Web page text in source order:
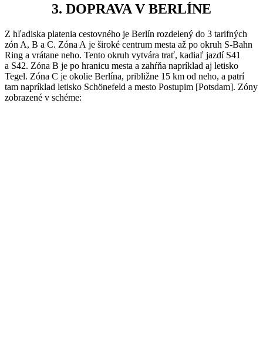
3. DOPRAVA V BERLÍNE
Z hľadiska platenia cestovného je Berlín rozdelený do 3 tarifných
zón A, B a C. Zóna A je široké centrum mesta až po okruh S-Bahn
Ring a vrátane neho. Tento okruh vytvára trať, kadiaľ jazdí S41
a S42. Zóna B je po hranicu mesta a zahŕňa napríklad aj letisko
Tegel. Zóna C je okolie Berlína, približne 15 km od neho, a patrí
tam napríklad letisko Schönefeld a mesto Postupim [Potsdam]. Zóny
zobrazené v schéme: